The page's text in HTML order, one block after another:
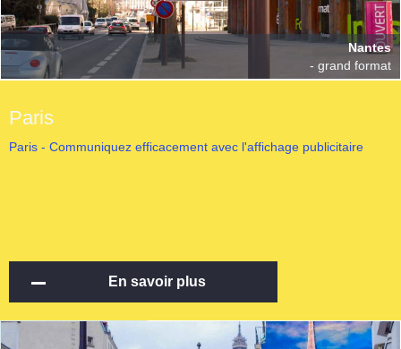
Nantes
- grand format
Paris
Paris - Communiquez efficacement avec l'affichage publicitaire
En savoir plus